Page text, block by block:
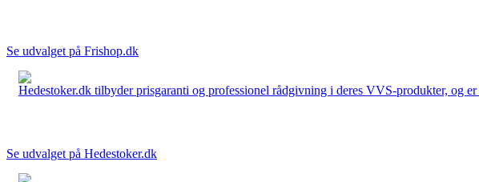
Se udvalget på Frishop.dk
Hedestoker.dk tilbyder prisgaranti og professionel rådgivning i deres VVS-produkter, og
Se udvalget på Hedestoker.dk